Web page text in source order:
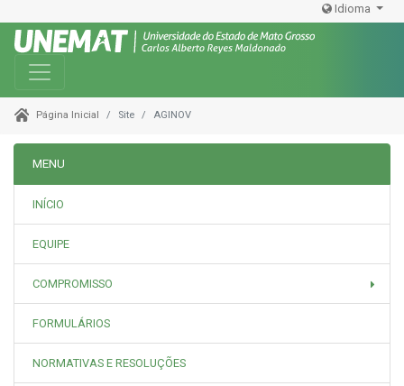
Idioma
Toggle navigation
Página Inicial Site AGINOV
MENU
INÍCIO
EQUIPE
COMPROMISSO
FORMULÁRIOS
NORMATIVAS E RESOLUÇÕES